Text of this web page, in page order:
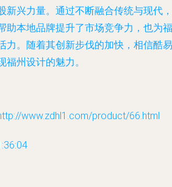
新兴力量。通过不断融合传统与现代，
助本地品牌提升了市场竞争力，也为福
力。随着其创新步伐的加快，相信酷易
州设计的魅力。
www.zdhl1.com/product/66.html